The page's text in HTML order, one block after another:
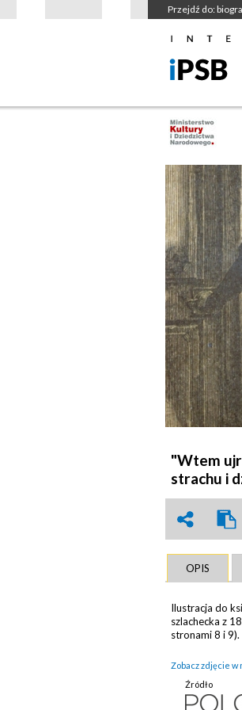
Przejdź do:
"Wtem
strachu i
OPIS
Ilustracja do
szlachecka z
stronami 8 i 9).
Zobacz zdjęcie w
Źródło